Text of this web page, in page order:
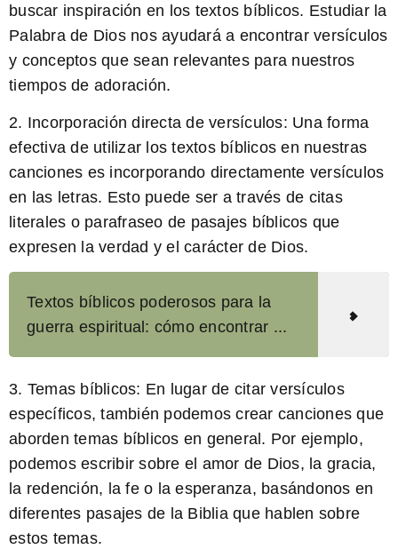
buscar inspiración en los textos bíblicos. Estudiar la
Palabra de Dios nos ayudará a encontrar versículos
y conceptos que sean relevantes para nuestros
tiempos de adoración.
2. Incorporación directa de versículos: Una forma
efectiva de utilizar los textos bíblicos en nuestras
canciones es incorporando directamente versículos
en las letras. Esto puede ser a través de citas
literales o parafraseo de pasajes bíblicos que
expresen la verdad y el carácter de Dios.
Textos bíblicos poderosos para la
guerra espiritual: cómo encontrar ...
3. Temas bíblicos: En lugar de citar versículos
específicos, también podemos crear canciones que
aborden temas bíblicos en general. Por ejemplo,
podemos escribir sobre el amor de Dios, la gracia,
la redención, la fe o la esperanza, basándonos en
diferentes pasajes de la Biblia que hablen sobre
estos temas.